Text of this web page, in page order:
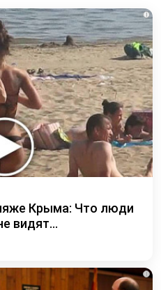
i
Крыма: Что люди
видят...
i